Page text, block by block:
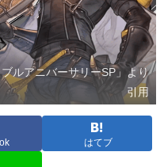
ルアニバーサリーSP」より
引用
はてブ